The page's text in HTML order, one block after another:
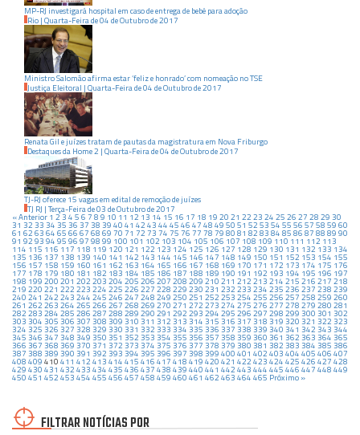
MP-RJ investigará hospital em caso de entrega de bebê para adoção
Rio | Quarta-Feirade04 deOutubrode2017
Ministro Salomão afirma estar ‘feliz e honrado’ com nomeação no TSE
Justiça Eleitoral | Quarta-Feirade04 deOutubrode2017
Renata Gil e juízes tratam de pautas da magistratura em Nova Friburgo
Destaques da Home 2 | Quarta-Feirade04 deOutubrode2017
TJ-RJ oferece 15 vagas em edital de remoção de juízes
TJ RJ | Terça-Feirade03 deOutubrode2017
« Anterior 1 23 4 5 6 7 8 9 10 11 12 13 14 15 16 17 18 19 20 21 22 23 24 25 26 27 28 29 30
31 32 33 34 35 36 37 38 39 40 41 42 43 44 45 46 47 48 49 50 51 52 53 54 55 56 57 58 59 60
61 62 63 64 65 66 67 68 69 70 71 72 73 74 75 76 77 78 79 80 81 82 83 84 85 86 87 88 89 90
91 92 93 94 95 96 97 98 99 100 101 102 103 104 105 106 107 108 109 110 111 112 113
114 115 116 117 118 119 120 121 122 123 124 125 126 127 128 129 130 131 132 133 134
135 136 137 138 139 140 141 142 143 144 145 146 147 148 149 150 151 152 153 154 155
156 157 158 159 160 161 162 163 164 165 166 167 168 169 170 171 172 173 174 175 176
177 178 179 180 181 182 183 184 185 186 187 188 189 190 191 192 193 194 195 196 197
198 199 200 201 202 203 204 205 206 207 208 209 210 211 212 213 214 215 216 217 218
219 220 221 222 223 224 225 226 227 228 229 230 231 232 233 234 235 236 237 238 239
240 241 242 243 244 245 246 247 248 249 250 251 252 253 254 255 256 257 258 259 260
261 262 263 264 265 266 267 268 269 270 271 272 273 274 275 276 277 278 279 280 281
282 283 284 285 286 287 288 289 290 291 292 293 294 295 296 297 298 299 300 301 302
303 304 305 306 307 308 309 310 311 312 313 314 315 316 317 318 319 320 321 322 323
324 325 326 327 328 329 330 331 332 333 334 335 336 337 338 339 340 341 342 343 344
345 346 347 348 349 350 351 352 353 354 355 356 357 358 359 360 361 362 363 364 365
366 367 368 369 370 371 372 373 374 375 376 377 378 379 380 381 382 383 384 385 386
387 388 389 390 391 392 393 394 395 396 397 398 399 400 401 402 403 404 405 406 407
408 409 410 411 412 413 414 415 416 417 418 419 420 421 422 423 424 425 426 427 428
429 430 431 432 433 434 435 436 437 438 439 440 441 442 443 444 445 446 447 448 449
450 451 452 453 454 455 456 457 458 459 460 461 462 463 464 465 Próximo »
FILTRAR NOTÍCIAS POR